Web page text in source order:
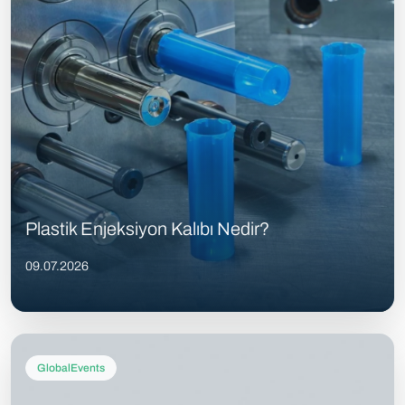
Plastik Enjeksiyon Kalıbı Nedir?
09.07.2026
GlobalEvents